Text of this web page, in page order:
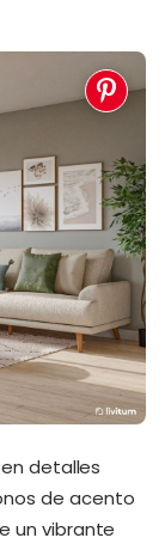
detalles
de acento
un vibrante